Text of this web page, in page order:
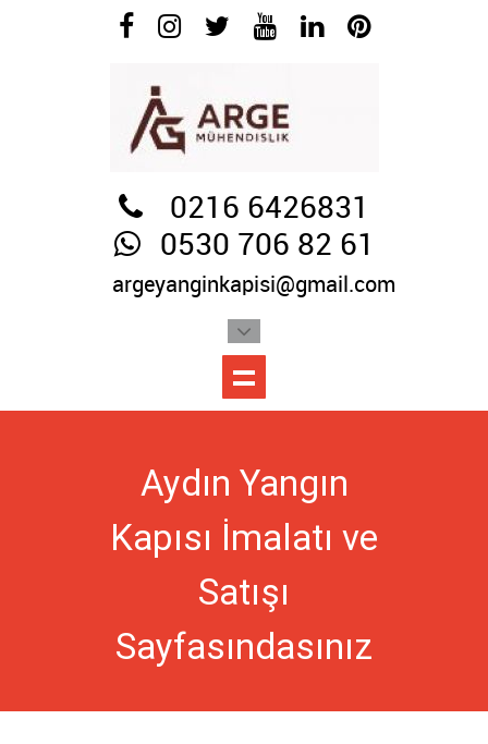
0216 6426831
0530 706 82 61
argeyanginkapisi@gmail.com
Aydın Yangın
Kapısı İmalatı ve
Satışı
Sayfasındasınız